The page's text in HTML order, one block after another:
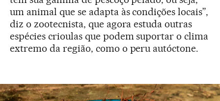
um animal que se adapta às condições locais”,
diz o zootecnista, que agora estuda outras
espécies crioulas que podem suportar o clima
extremo da região, como o peru autóctone.